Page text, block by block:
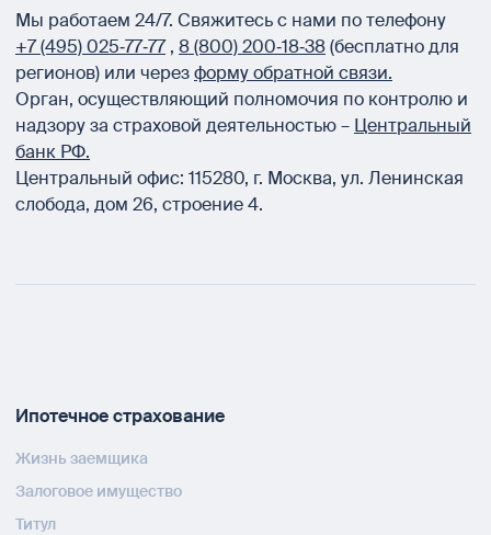
Мы работаем 24/7. Свяжитесь с нами по телефону
+7 (495) 025‑77‑77 , 8 (800) 200‑18‑38(бесплатно для
регионов) или черезформу обратной связи.
Орган, осуществляющий полномочия по контролю и
надзору за страховой деятельностью – Центральный
банк РФ.
Центральный офис: 115280, г. Москва, ул. Ленинская
слобода, дом 26, строение 4.
Ипотечное страхование
Жизнь заемщика
Залоговое имущество
Титул